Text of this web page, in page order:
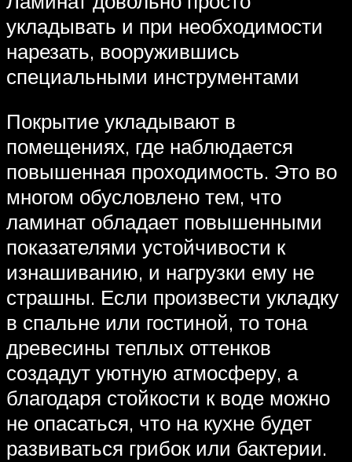
укладывать и при необходимости
нарезать, вооружившись
специальными инструментами
Покрытие укладывают в
помещениях, где наблюдается
повышенная проходимость. Это во
многом обусловлено тем, что
ламинат обладает повышенными
показателями устойчивости к
изнашиванию, и нагрузки ему не
страшны. Если произвести укладку
в спальне или гостиной, то тона
древесины теплых оттенков
создадут уютную атмосферу, а
благодаря стойкости к воде можно
не опасаться, что на кухне будет
развиваться грибок или бактерии.